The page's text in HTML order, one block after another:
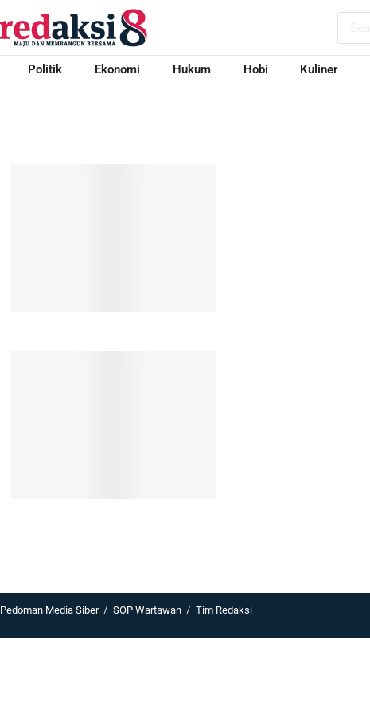
Politik Ekonomi Hukum Hobi Kuliner
Pedoman Media Siber SOP Wartawan Tim Redaksi